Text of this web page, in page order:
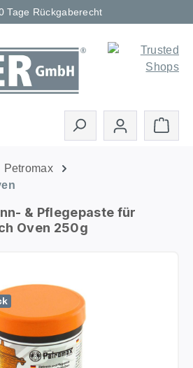
Tage Rückgaberecht
Petromax
& Pflegepaste für
Oven 250g